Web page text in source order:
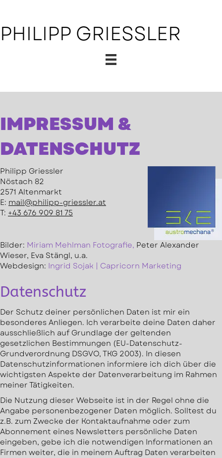
PHILIPP GRIESSLER
IMPRESSUM &
DATENSCHUTZ
Philipp Griessler
Nöstach 82
2571 Altenmarkt
E: mail@philipp-griessler.at
T: +43 676 909 81 75
Bilder: Miriam Mehlman Fotografie, Peter Alexander
Wieser, Eva Stängl, u.a.
Webdesign: Ingrid Sojak | Capricorn Marketing
Datenschutz
Der Schutz deiner persönlichen Daten ist mir ein
besonderes Anliegen. Ich verarbeite deine Daten daher
ausschließlich auf Grundlage der geltenden
gesetzlichen Bestimmungen (EU-Datenschutz-
Grundverordnung DSGVO, TKG 2003). In diesen
Datenschutzinformationen informiere ich dich über die
wichtigsten Aspekte der Datenverarbeitung im Rahmen
meiner Tätigkeiten.
Die Nutzung dieser Webseite ist in der Regel ohne die
Angabe personenbezogener Daten möglich. Solltest du
z.B. zum Zwecke der Kontaktaufnahme oder zum
Abonnement eines Newsletters persönliche Daten
eingeben, gebe ich die notwendigen Informationen an
Firmen weiter, die in meinem Auftrag Daten verarbeiten